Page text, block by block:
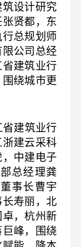
设计研究
贤都，东
总规划师
公司总经
建筑业行
绕城市更
建筑业行
建云采科
中建电子
总经理龚
事长曹宇
寿丽，北
，杭州新
峰，围绕